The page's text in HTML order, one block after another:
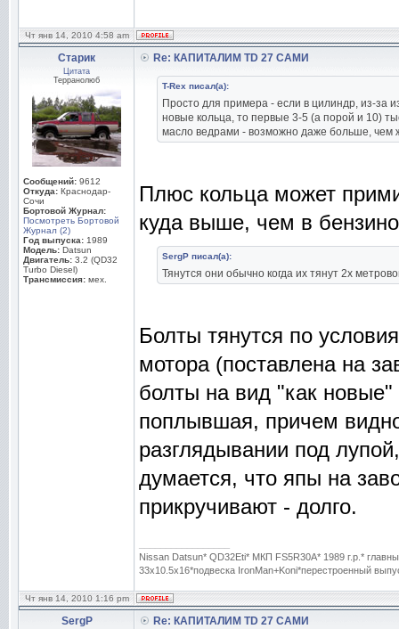
Чт янв 14, 2010 4:58 am
Старик
Цитата
Терранолюб
Сообщений: 9612
Откуда: Краснодар-
Сочи
Бортовой Журнал:
Посмотреть Бортовой
Журнал (2)
Год выпуска: 1989
Модель: Datsun
Двигатель: 3.2 (QD32
Turbo Diesel)
Трансмиссия: мех.
Re: КАПИТАЛИМ TD 27 САМИ
T-Rex писал(а):
Просто для примера - если в цилиндр, из-за
новые кольца, то первые 3-5 (а порой и 10)
масло ведрами - возможно даже больше, чем
Плюс кольца может
куда выше, чем в
SergP писал(а):
Тянутся они обычно когда их тянут 2х
Болты тянутся по
мотора (поставлена на
болты на вид "как
поплывшая, причем
разглядывании под
думается, что япы на
прикручивают - долго.
Nissan Datsun* QD32Eti* МКП FS5R30A* 1989 г.р.*
33x10.5x16*подвеска IronMan+Koni*перестроенный
Чт янв 14, 2010 1:16 pm
SergP
Re: КАПИТАЛИМ TD 27 САМИ